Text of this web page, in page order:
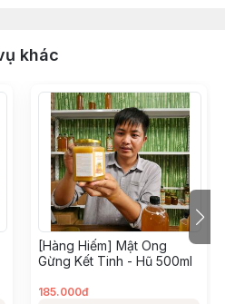
khác
[Hàng Hiếm] Mật Ong
Gừng Kết Tinh - Hũ 500ml
185.000đ